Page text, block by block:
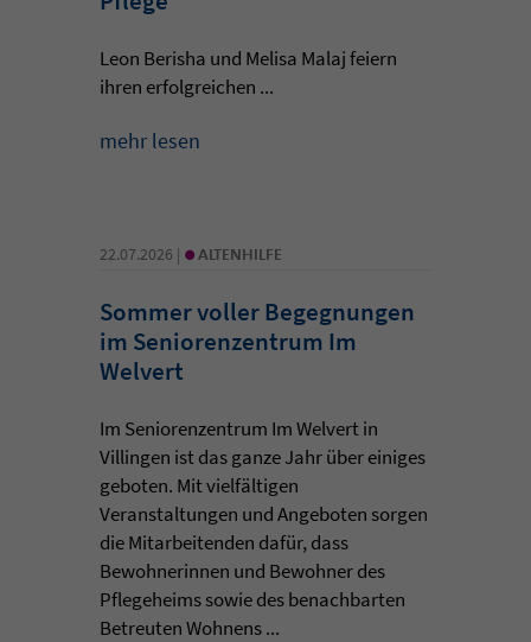
Leon Berisha und Melisa Malaj feiern
ihren erfolgreichen ...
mehr lesen
22.07.2026 | • ALTENHILFE
Sommer voller Begegnungen
im Seniorenzentrum Im
Welvert
Im Seniorenzentrum Im Welvert in
Villingen ist das ganze Jahr über einiges
geboten. Mit vielfältigen
Veranstaltungen und Angeboten sorgen
die Mitarbeitenden dafür, dass
Bewohnerinnen und Bewohner des
Pflegeheims sowie des benachbarten
Betreuten Wohnens ...